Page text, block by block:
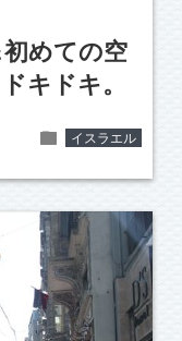
めての空
キドキ。
folder イスラエル